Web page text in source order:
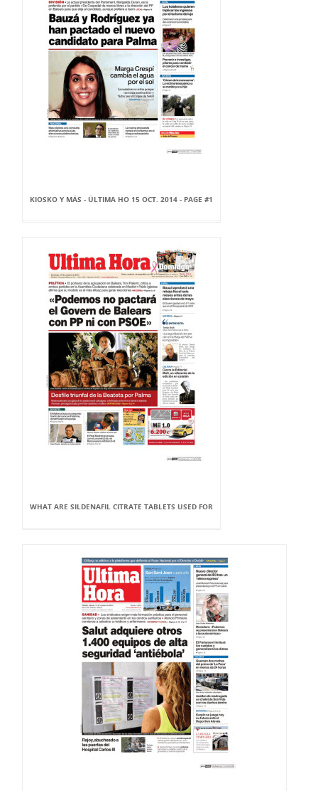
KIOSKO Y MÁS - ÚLTIMA HO 15 OCT. 2014 - PAGE #1
WHAT ARE SILDENAFIL CITRATE TABLETS USED FOR